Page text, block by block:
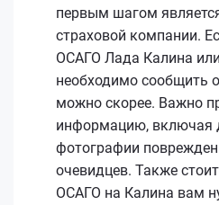
первым шагом
страховой компании.
ОСАГО Лада Калина
необходимо сообщить
можно скорее. Важно
информацию, включая
фотографии
очевидцев. Также
ОСАГО на Калина вам